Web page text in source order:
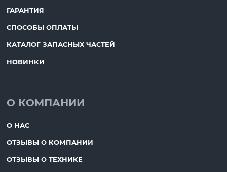
ГАРАНТИЯ
СПОСОБЫ ОПЛАТЫ
КАТАЛОГ ЗАПАСНЫХ ЧАСТЕЙ
НОВИНКИ
О КОМПАНИИ
О НАС
ОТЗЫВЫ О КОМПАНИИ
ОТЗЫВЫ О ТЕХНИКЕ